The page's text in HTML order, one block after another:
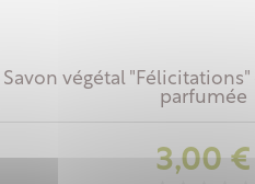
Savon végétal
parfumée
Prix
3,00 €